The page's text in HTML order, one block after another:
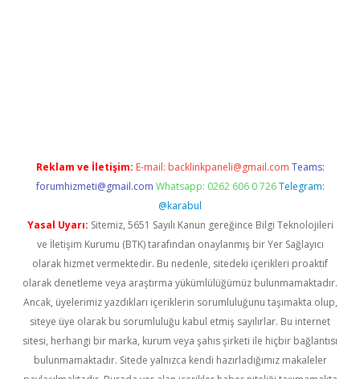
Reklam ve İletişim: E-mail: backlinkpaneli@gmail.com Teams:
forumhizmeti@gmail.com Whatsapp: 0262 606 0 726 Telegram:
@karabul
Yasal Uyarı: Sitemiz, 5651 Sayılı Kanun gereğince Bilgi Teknolojileri
ve İletişim Kurumu (BTK) tarafından onaylanmış bir Yer Sağlayıcı
olarak hizmet vermektedir. Bu nedenle, sitedeki içerikleri proaktif
olarak denetleme veya araştırma yükümlülüğümüz bulunmamaktadır.
Ancak, üyelerimiz yazdıkları içeriklerin sorumluluğunu taşımakta olup,
siteye üye olarak bu sorumluluğu kabul etmiş sayılırlar. Bu internet
sitesi, herhangi bir marka, kurum veya şahıs şirketi ile hiçbir bağlantısı
bulunmamaktadır. Sitede yalnızca kendi hazırladığımız makaleler